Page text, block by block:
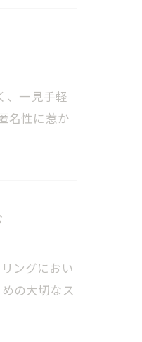
、一見手軽
名性に惹か
ングにおい
の大切なス